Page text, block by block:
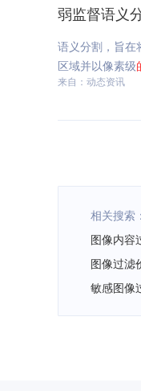
弱监督语义
语义分割，旨在
区域并以像素级
来自：动态资讯
相关搜索：
图像内容
图像过滤
敏感图像